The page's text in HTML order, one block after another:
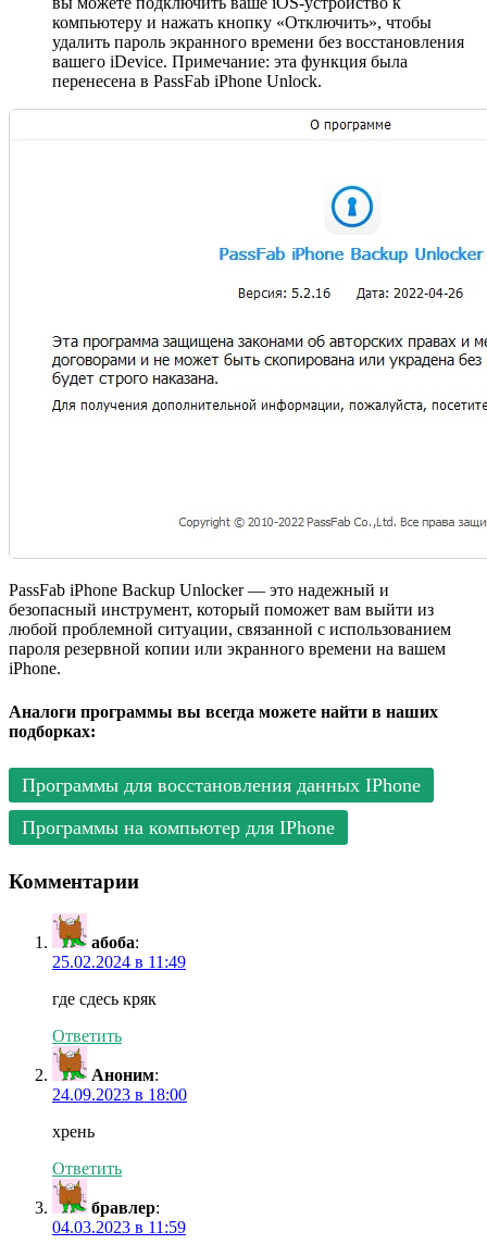
компьютеру и нажать кнопку «Отключить», чтобы
удалить пароль экранного времени без восстановления
вашего iDevice. Примечание: эта функция была
перенесена в PassFab iPhone Unlock.
PassFab iPhone Backup Unlocker — это надежный и
безопасный инструмент, который поможет вам выйти из
любой проблемной ситуации, связанной с использованием
пароля резервной копии или экранного времени на вашем
iPhone.
Аналоги программы вы всегда можете найти в наших
подборках:
Программы для восстановления данных IPhone
Программы на компьютер для IPhone
Комментарии
абоба:
25.02.2024 в 11:49
где сдесь кряк
Ответить
Аноним:
24.09.2023 в 18:00
хрень
Ответить
бравлер:
04.03.2023 в 11:59